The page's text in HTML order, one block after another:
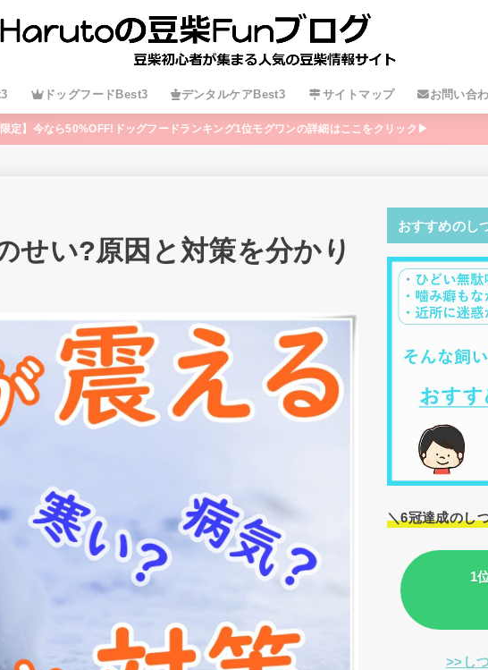
ドッグフードBest3 デンタルケアBest3 サイトマップ お問い合
限定】今なら50%OFF!ドッグフードランキング1位モグワンの詳細はここをクリック▶
せい?原因と対策を分かり
おすすめのし
＼6冠達成のし
1
>>し